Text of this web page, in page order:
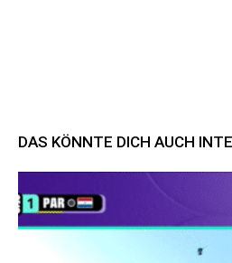
DAS KÖNNTE DICH AUCH